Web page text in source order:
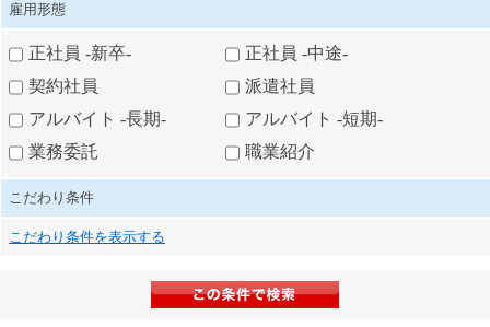
雇用形態
正社員 -新卒-
正社員 -中途-
契約社員
派遣社員
アルバイト -長期-
アルバイト -短期-
業務委託
職業紹介
こだわり条件
こだわり条件を表示する